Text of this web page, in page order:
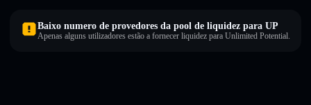
Baixo numero de provedores da pool de liquidez para UP
Apenas alguns utilizadores estão a fornecer liquidez para Unlimited Potential.